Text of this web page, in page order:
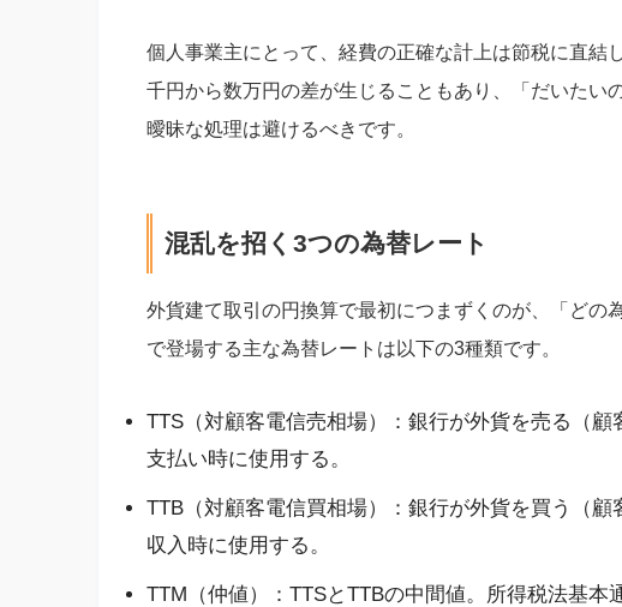
個人事業主にとって、経費の正確な計上は節税に直結
千円から数万円の差が生じることもあり、「だいたい
曖昧な処理は避けるべきです。
混乱を招く3つの為替レート
外貨建て取引の円換算で最初につまずくのが、「どの
で登場する主な為替レートは以下の3種類です。
TTS（対顧客電信売相場）：銀行が外貨を売る（
支払い時に使用する。
TTB（対顧客電信買相場）：銀行が外貨を買う（
収入時に使用する。
TTM（仲値）：TTSとTTBの中間値。所得税法基本